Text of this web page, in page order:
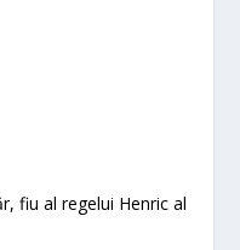
fiu al regelui Henric al